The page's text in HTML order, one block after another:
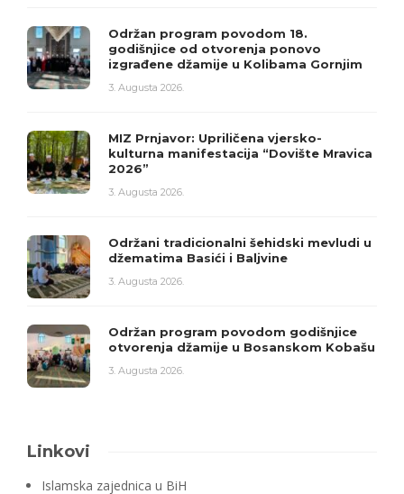
Održan program povodom 18.
godišnjice od otvorenja ponovo
izgrađene džamije u Kolibama Gornjim
3. Augusta 2026.
MIZ Prnjavor: Upriličena vjersko-
kulturna manifestacija “Dovište Mravica
2026”
3. Augusta 2026.
Održani tradicionalni šehidski mevludi u
džematima Basići i Baljvine
3. Augusta 2026.
Održan program povodom godišnjice
otvorenja džamije u Bosanskom Kobašu
3. Augusta 2026.
Linkovi
Islamska zajednica u BiH